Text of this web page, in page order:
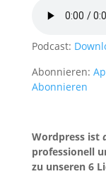
Podcast:
Abonnieren:
Abonnieren
Wordpress ist
professionell
zu unseren 6